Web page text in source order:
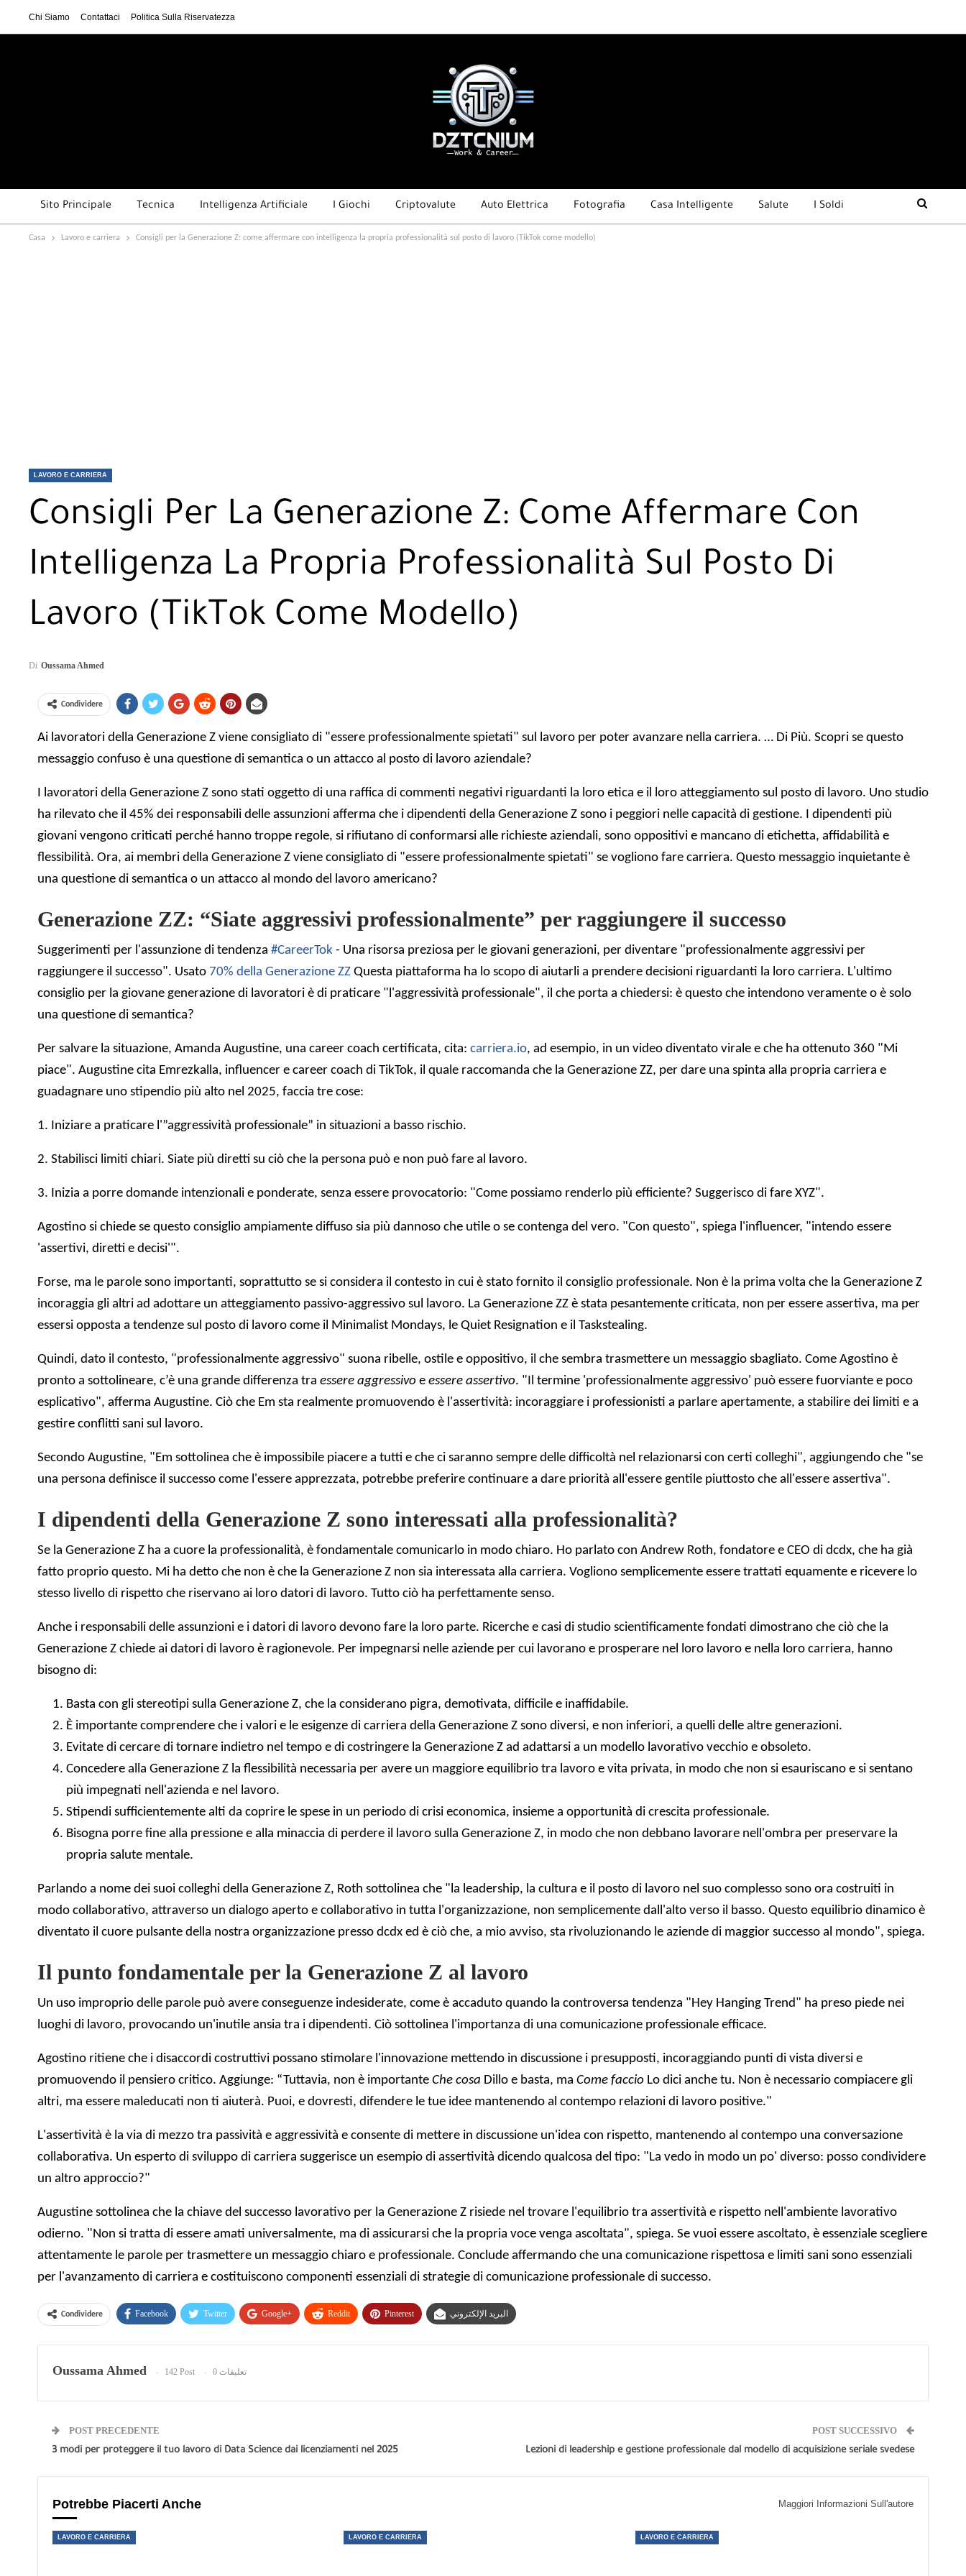
Chi Siamo Contattaci Politica Sulla Riservatezza
Sito Principale Tecnica Intelligenza Artificiale I Giochi Criptovalute Auto Elettrica Fotografia Casa Intelligente Salute I Soldi
Casa Lavoro e carriera Consigli per la Generazione Z: come affermare con intelligenza la propria professionalità sul posto di lavoro (TikTok come modello)
LAVORO E CARRIERA
Consigli Per La Generazione Z: Come Affermare Con
Intelligenza La Propria Professionalità Sul Posto Di
Lavoro (TikTok Come Modello)
Di Oussama Ahmed
Condividere
Ai lavoratori della Generazione Z viene consigliato di "essere professionalmente spietati" sul lavoro per poter avanzare nella carriera. … Di Più. Scopri se questo
messaggio confuso è una questione di semantica o un attacco al posto di lavoro aziendale?
I lavoratori della Generazione Z sono stati oggetto di una raffica di commenti negativi riguardanti la loro etica e il loro atteggiamento sul posto di lavoro. Uno studio
ha rilevato che il 45% dei responsabili delle assunzioni afferma che i dipendenti della Generazione Z sono i peggiori nelle capacità di gestione. I dipendenti più
giovani vengono criticati perché hanno troppe regole, si rifiutano di conformarsi alle richieste aziendali, sono oppositivi e mancano di etichetta, affidabilità e
flessibilità. Ora, ai membri della Generazione Z viene consigliato di "essere professionalmente spietati" se vogliono fare carriera. Questo messaggio inquietante è
una questione di semantica o un attacco al mondo del lavoro americano?
Generazione ZZ: “Siate aggressivi professionalmente” per raggiungere il successo
Suggerimenti per l'assunzione di tendenza #CareerTok - Una risorsa preziosa per le giovani generazioni, per diventare "professionalmente aggressivi per
raggiungere il successo". Usato 70% della Generazione ZZ Questa piattaforma ha lo scopo di aiutarli a prendere decisioni riguardanti la loro carriera. L'ultimo
consiglio per la giovane generazione di lavoratori è di praticare "l'aggressività professionale", il che porta a chiedersi: è questo che intendono veramente o è solo
una questione di semantica?
Per salvare la situazione, Amanda Augustine, una career coach certificata, cita: carriera.io, ad esempio, in un video diventato virale e che ha ottenuto 360 "Mi
piace". Augustine cita Emrezkalla, influencer e career coach di TikTok, il quale raccomanda che la Generazione ZZ, per dare una spinta alla propria carriera e
guadagnare uno stipendio più alto nel 2025, faccia tre cose:
1. Iniziare a praticare l'”aggressività professionale” in situazioni a basso rischio.
2. Stabilisci limiti chiari. Siate più diretti su ciò che la persona può e non può fare al lavoro.
3. Inizia a porre domande intenzionali e ponderate, senza essere provocatorio: "Come possiamo renderlo più efficiente? Suggerisco di fare XYZ".
Agostino si chiede se questo consiglio ampiamente diffuso sia più dannoso che utile o se contenga del vero. "Con questo", spiega l'influencer, "intendo essere
'assertivi, diretti e decisi'".
Forse, ma le parole sono importanti, soprattutto se si considera il contesto in cui è stato fornito il consiglio professionale. Non è la prima volta che la Generazione Z
incoraggia gli altri ad adottare un atteggiamento passivo-aggressivo sul lavoro. La Generazione ZZ è stata pesantemente criticata, non per essere assertiva, ma per
essersi opposta a tendenze sul posto di lavoro come il Minimalist Mondays, le Quiet Resignation e il Taskstealing.
Quindi, dato il contesto, "professionalmente aggressivo" suona ribelle, ostile e oppositivo, il che sembra trasmettere un messaggio sbagliato. Come Agostino è
pronto a sottolineare, c’è una grande differenza tra essere aggressivo e essere assertivo. "Il termine 'professionalmente aggressivo' può essere fuorviante e poco
esplicativo", afferma Augustine. Ciò che Em sta realmente promuovendo è l'assertività: incoraggiare i professionisti a parlare apertamente, a stabilire dei limiti e a
gestire conflitti sani sul lavoro.
Secondo Augustine, "Em sottolinea che è impossibile piacere a tutti e che ci saranno sempre delle difficoltà nel relazionarsi con certi colleghi", aggiungendo che "se
una persona definisce il successo come l'essere apprezzata, potrebbe preferire continuare a dare priorità all'essere gentile piuttosto che all'essere assertiva".
I dipendenti della Generazione Z sono interessati alla professionalità?
Se la Generazione Z ha a cuore la professionalità, è fondamentale comunicarlo in modo chiaro. Ho parlato con Andrew Roth, fondatore e CEO di dcdx, che ha già
fatto proprio questo. Mi ha detto che non è che la Generazione Z non sia interessata alla carriera. Vogliono semplicemente essere trattati equamente e ricevere lo
stesso livello di rispetto che riservano ai loro datori di lavoro. Tutto ciò ha perfettamente senso.
Anche i responsabili delle assunzioni e i datori di lavoro devono fare la loro parte. Ricerche e casi di studio scientificamente fondati dimostrano che ciò che la
Generazione Z chiede ai datori di lavoro è ragionevole. Per impegnarsi nelle aziende per cui lavorano e prosperare nel loro lavoro e nella loro carriera, hanno
bisogno di:
Basta con gli stereotipi sulla Generazione Z, che la considerano pigra, demotivata, difficile e inaffidabile.
È importante comprendere che i valori e le esigenze di carriera della Generazione Z sono diversi, e non inferiori, a quelli delle altre generazioni.
Evitate di cercare di tornare indietro nel tempo e di costringere la Generazione Z ad adattarsi a un modello lavorativo vecchio e obsoleto.
Concedere alla Generazione Z la flessibilità necessaria per avere un maggiore equilibrio tra lavoro e vita privata, in modo che non si esauriscano e si sentano
più impegnati nell'azienda e nel lavoro.
Stipendi sufficientemente alti da coprire le spese in un periodo di crisi economica, insieme a opportunità di crescita professionale.
Bisogna porre fine alla pressione e alla minaccia di perdere il lavoro sulla Generazione Z, in modo che non debbano lavorare nell'ombra per preservare la
propria salute mentale.
Parlando a nome dei suoi colleghi della Generazione Z, Roth sottolinea che "la leadership, la cultura e il posto di lavoro nel suo complesso sono ora costruiti in
modo collaborativo, attraverso un dialogo aperto e collaborativo in tutta l'organizzazione, non semplicemente dall'alto verso il basso. Questo equilibrio dinamico è
diventato il cuore pulsante della nostra organizzazione presso dcdx ed è ciò che, a mio avviso, sta rivoluzionando le aziende di maggior successo al mondo", spiega.
Il punto fondamentale per la Generazione Z al lavoro
Un uso improprio delle parole può avere conseguenze indesiderate, come è accaduto quando la controversa tendenza "Hey Hanging Trend" ha preso piede nei
luoghi di lavoro, provocando un'inutile ansia tra i dipendenti. Ciò sottolinea l'importanza di una comunicazione professionale efficace.
Agostino ritiene che i disaccordi costruttivi possano stimolare l'innovazione mettendo in discussione i presupposti, incoraggiando punti di vista diversi e
promuovendo il pensiero critico. Aggiunge: “Tuttavia, non è importante Che cosa Dillo e basta, ma Come faccio Lo dici anche tu. Non è necessario compiacere gli
altri, ma essere maleducati non ti aiuterà. Puoi, e dovresti, difendere le tue idee mantenendo al contempo relazioni di lavoro positive."
L'assertività è la via di mezzo tra passività e aggressività e consente di mettere in discussione un'idea con rispetto, mantenendo al contempo una conversazione
collaborativa. Un esperto di sviluppo di carriera suggerisce un esempio di assertività dicendo qualcosa del tipo: "La vedo in modo un po' diverso: posso condividere
un altro approccio?"
Augustine sottolinea che la chiave del successo lavorativo per la Generazione Z risiede nel trovare l'equilibrio tra assertività e rispetto nell'ambiente lavorativo
odierno. "Non si tratta di essere amati universalmente, ma di assicurarsi che la propria voce venga ascoltata", spiega. Se vuoi essere ascoltato, è essenziale scegliere
attentamente le parole per trasmettere un messaggio chiaro e professionale. Conclude affermando che una comunicazione rispettosa e limiti sani sono essenziali
per l'avanzamento di carriera e costituiscono componenti essenziali di strategie di comunicazione professionale di successo.
Condividere Facebook Twitter Google+ Reddit Pinterest البريد الإلكتروني
Oussama Ahmed 142 Post 0 تعليقات
POST PRECEDENTE
3 modi per proteggere il tuo lavoro di Data Science dai licenziamenti nel 2025
POST SUCCESSIVO
Lezioni di leadership e gestione professionale dal modello di acquisizione seriale svedese
Potrebbe Piacerti Anche Maggiori Informazioni Sull'autore
LAVORO E CARRIERA LAVORO E CARRIERA LAVORO E CARRIERA